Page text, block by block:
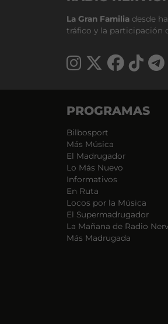
La Gran Familia desde
tráfico y la participación
PROGRAMAS
Bilbosport
Más Música
El Madrugador
Lo Más Nuevo
Informativos
En Ruta
Locos por la Música
El Supermadrugador
La Mañana de Radio
Más Madrugada